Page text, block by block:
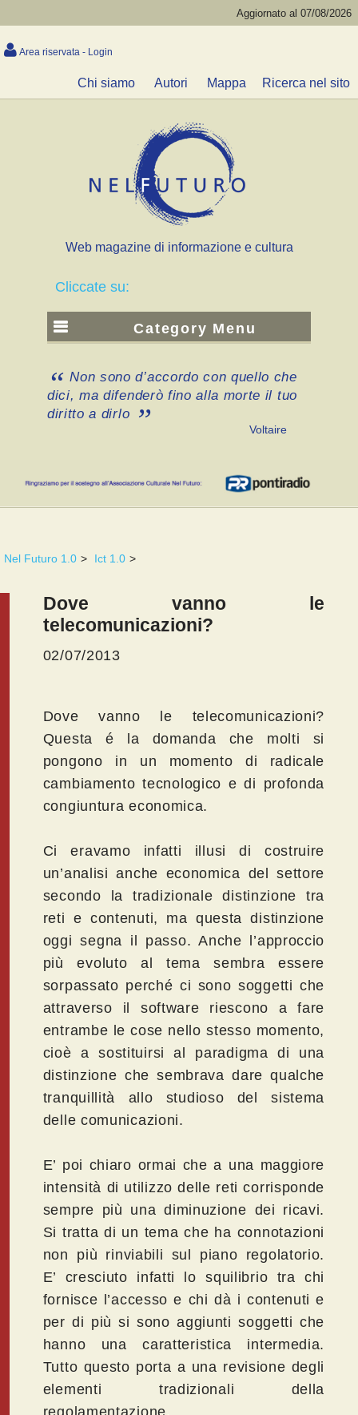
Aggiornato al 07/08/2026
Area riservata - Login
Chi siamo Autori Mappa Ricerca nel sito
Web magazine di informazione e cultura
Cliccate su:
Category Menu
Non sono d’accordo con quello che
dici, ma difenderò fino alla morte il tuo
diritto a dirlo
Voltaire
Nel Futuro 1.0 > Ict 1.0 >
Dove vanno le
telecomunicazioni?
02/07/2013
Dove vanno le telecomunicazioni?
Questa é la domanda che molti si
pongono in un momento di radicale
cambiamento tecnologico e di profonda
congiuntura economica.
Ci eravamo infatti illusi di costruire
un’analisi anche economica del settore
secondo la tradizionale distinzione tra
reti e contenuti, ma questa distinzione
oggi segna il passo. Anche l’approccio
più evoluto al tema sembra essere
sorpassato perché ci sono soggetti che
attraverso il software riescono a fare
entrambe le cose nello stesso momento,
cioè a sostituirsi al paradigma di una
distinzione che sembrava dare qualche
tranquillità allo studioso del sistema
delle comunicazioni.
E’ poi chiaro ormai che a una maggiore
intensità di utilizzo delle reti corrisponde
sempre più una diminuzione dei ricavi.
Si tratta di un tema che ha connotazioni
non più rinviabili sul piano regolatorio.
E’ cresciuto infatti lo squilibrio tra chi
fornisce l’accesso e chi dà i contenuti e
per di più si sono aggiunti soggetti che
hanno una caratteristica intermedia.
Tutto questo porta a una revisione degli
elementi tradizionali della
regolamentazione.